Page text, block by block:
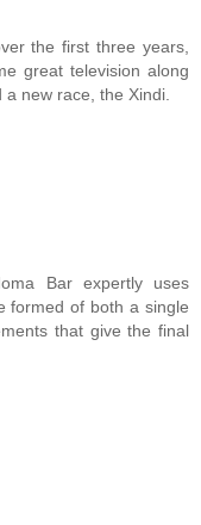
the first three years,
great television along
new race, the Xindi.
Bar expertly uses
formed of both a single
that give the final